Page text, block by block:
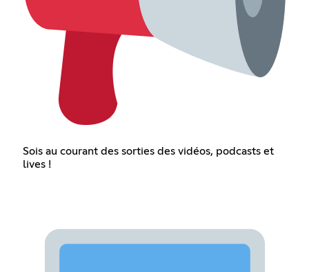
Sois au courant des sorties des vidéos, podcasts et
lives !